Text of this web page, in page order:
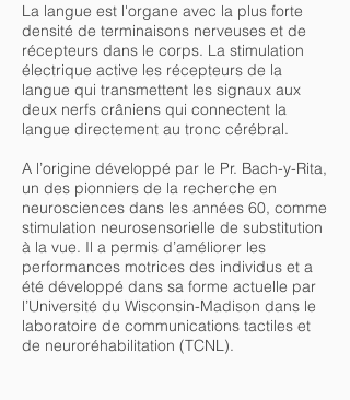
La langue est l'organe avec la plus forte
densité de terminaisons nerveuses et de
récepteurs dans le corps. La stimulation
électrique active les récepteurs de la
langue qui transmettent les signaux aux
deux nerfs crâniens qui connectent la
langue directement au tronc cérébral.
A l’origine développé par le Pr. Bach-y-Rita,
un des pionniers de la recherche en
neurosciences dans les années 60, comme
stimulation neurosensorielle de substitution
à la vue. Il a permis d’améliorer les
performances motrices des individus et a
été développé dans sa forme actuelle par
l’Université du Wisconsin-Madison dans le
laboratoire de communications tactiles et
de neuroréhabilitation (TCNL).